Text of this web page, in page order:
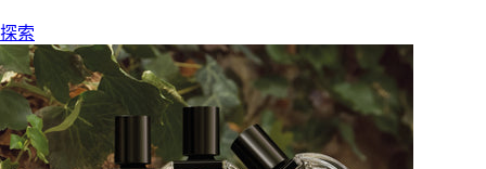
探索